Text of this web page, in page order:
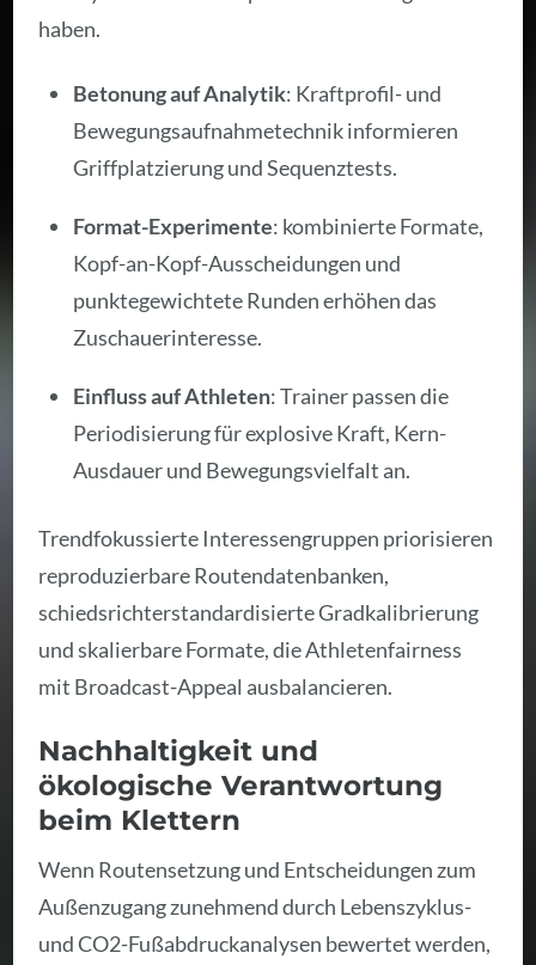
haben.
Betonung auf Analytik: Kraftprofil- und
Bewegungsaufnahmetechnik informieren
Griffplatzierung und Sequenztests.
Format-Experimente: kombinierte Formate,
Kopf-an-Kopf-Ausscheidungen und
punktegewichtete Runden erhöhen das
Zuschauerinteresse.
Einfluss auf Athleten: Trainer passen die
Periodisierung für explosive Kraft, Kern-
Ausdauer und Bewegungsvielfalt an.
Trendfokussierte Interessengruppen priorisieren
reproduzierbare Routendatenbanken,
schiedsrichterstandardisierte Gradkalibrierung
und skalierbare Formate, die Athletenfairness
mit Broadcast-Appeal ausbalancieren.
Nachhaltigkeit und
ökologische Verantwortung
beim Klettern
Wenn Routensetzung und Entscheidungen zum
Außenzugang zunehmend durch Lebenszyklus-
und CO2-Fußabdruckanalysen bewertet werden,